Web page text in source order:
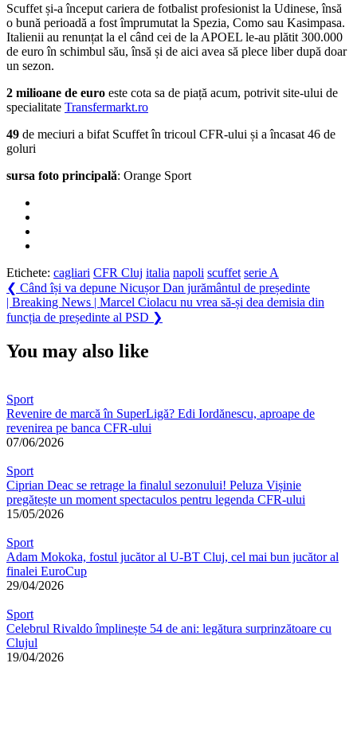
Scuffet și-a început cariera de fotbalist profesionist la Udinese, însă
o bună perioadă a fost împrumutat la Spezia, Como sau Kasimpasa.
Italienii au renunțat la el când cei de la APOEL le-au plătit 300.000
de euro în schimbul său, însă și de aici avea să plece liber după doar
un sezon.
2 milioane de euro este cota sa de piață acum, potrivit site-ului de
specialitate Transfermarkt.ro
49 de meciuri a bifat Scuffet în tricoul CFR-ului și a încasat 46 de
goluri
sursa foto principală: Orange Sport
Etichete: cagliari CFR Cluj italia napoli scuffet serie A
Navigare
în
❮ Previous
Post:
Când își va depune Nicușor Dan jurământul de președinte
Next
Post:
| Breaking News | Marcel Ciolacu nu vrea să-și dea demisia din
funcția de președinte al PSD ❯
You may also like
Sport
Revenire de marcă în SuperLigă? Edi Iordănescu, aproape de
revenirea pe banca CFR-ului
07/06/2026
Sport
Ciprian Deac se retrage la finalul sezonului! Peluza Vișinie
pregătește un moment spectaculos pentru legenda CFR-ului
15/05/2026
Sport
Adam Mokoka, fostul jucător al U-BT Cluj, cel mai bun jucător al
finalei EuroCup
29/04/2026
Sport
Celebrul Rivaldo împlinește 54 de ani: legătura surprinzătoare cu
Clujul
19/04/2026